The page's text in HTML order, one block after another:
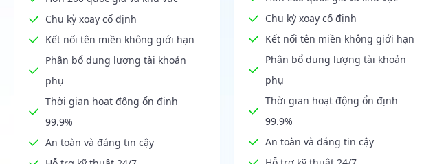
Chu kỳ xoay cố định
Kết nối tên miền không giới hạn
Phân bổ dung lượng tài khoản
phụ
Thời gian hoạt động ổn định
99.9%
An toàn và đáng tin cậy
Chu kỳ xoay cố định
Kết nối tên miền không giới hạn
Phân bổ dung lượng tài khoản
phụ
Thời gian hoạt động ổn định
99.9%
An toàn và đáng tin cậy